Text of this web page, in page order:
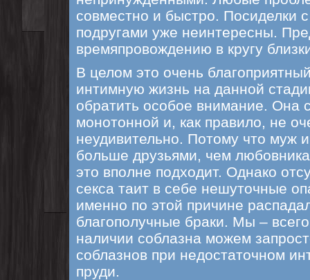
совместно и быстро. Посиделки
подругами уже неинтересны.
времяпровождению в кругу
В целом это очень
интимную жизнь на данной
обратить особое внимание. Она
монотонной и, как правило, не
неудивительно. Потому что муж
больше друзьями, чем
это вполне подходит. Однако
секса таит в себе нешуточные
именно по этой причине
благополучные браки. Мы –
наличии соблазна можем
соблазнов при недостаточном
пруди.